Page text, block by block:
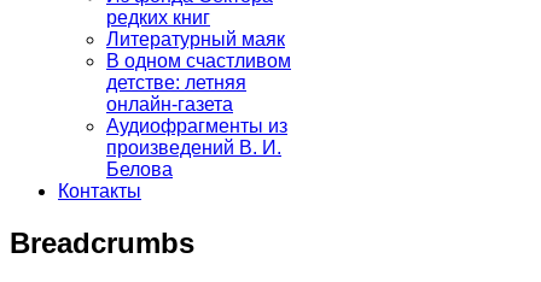
редких книг
Литературный маяк
В одном счастливом
детстве: летняя
онлайн-газета
Аудиофрагменты из
произведений В. И.
Белова
Контакты
Breadcrumbs